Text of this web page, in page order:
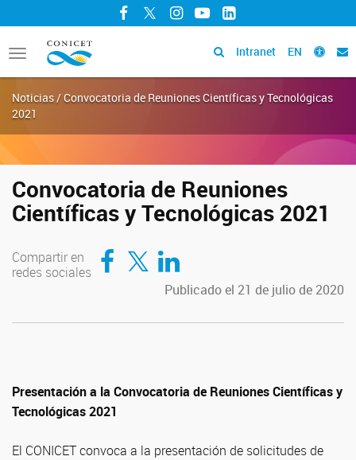
Facebook
TwitterInstagram
YouTubeLinkedIn
Toggle
navigation
Intranet EN
Noticias / Convocatoria de Reuniones Científicas y Tecnológicas
2021
Convocatoria de Reuniones
Científicas y Tecnológicas 2021
Compartir en
redes sociales
Compartir en Facebook
Compartir en TwitterCompartir en LinkedIn
Publicado el 21 de julio de 2020
Presentación a la Convocatoria de Reuniones Científicas y
Tecnológicas 2021
El CONICET convoca a la presentación de solicitudes de